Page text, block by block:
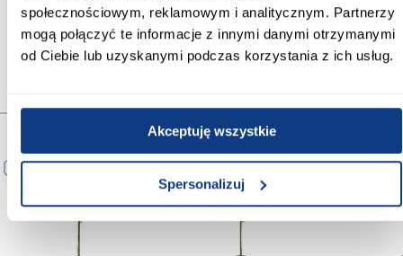
społecznościowym, reklamowym i analitycznym. Partnerzy
mogą połączyć te informacje z innymi danymi otrzymanymi
od Ciebie lub uzyskanymi podczas korzystania z ich usług.
Akceptuję wszystkie
Spersonalizuj
Zobacz więcej >
Produkty alternatywne